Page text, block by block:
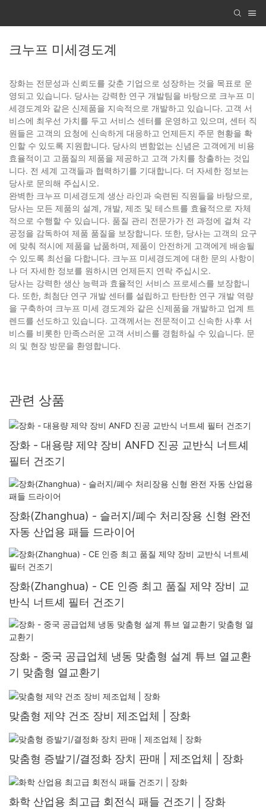
크누프 미세경도계
장화는 전문성과 신뢰도를 갖춘 기업으로 성장하는 것을 목표로 운
영되고 있습니다. 당사는 강력한 연구 개발팀을 바탕으로 크누프 미
세경도계와 같은 신제품을 지속적으로 개발하고 있습니다. 고객 서
비스에 최우선 가치를 두고 서비스 센터를 운영하고 있으며, 센터 직
원들은 고객의 요청에 신속하게 대응하고 언제든지 주문 현황을 확
인할 수 있도록 지원합니다. 당사의 변함없는 신념은 고객에게 비용
효율적이고 고품질의 제품을 제공하고 고객 가치를 창출하는 것입
니다. 전 세계 고객들과 협력하기를 기대합니다. 더 자세한 정보는
당사로 문의해 주십시오.
완벽한 크누프 미세경도계 생산 라인과 숙련된 직원들을 바탕으로,
당사는 모든 제품의 설계, 개발, 제조 및 테스트를 효율적으로 자체
적으로 수행할 수 있습니다. 품질 관리 전문가가 전 과정에 걸쳐 각
공정을 감독하여 제품 품질을 보장합니다. 또한, 당사는 고객의 요구
에 맞춰 적시에 제품을 납품하며, 제품이 안전하게 고객에게 배송될
수 있도록 최선을 다합니다. 크누프 미세경도계에 대한 문의 사항이
나 더 자세한 정보를 원하시면 언제든지 연락 주십시오.
당사는 강력한 생산 능력과 효율적인 서비스 프로세스를 보장합니
다. 또한, 최첨단 연구 개발 센터를 설립하고 탄탄한 연구 개발 역량
을 구축하여 크누프 미세 경도계와 같은 신제품을 개발하고 업계 트
렌드를 선도하고 있습니다. 고객께서는 전문적이고 신속한 사후 서
비스를 비롯한 만족스러운 고객 서비스를 경험하실 수 있습니다. 문
의 및 현장 방문을 환영합니다.
관련 상품
장화 - 대용량 제약 장비 ANFD 진공 교반식 너트셰
필터 건조기
장화(Zhanghua) - 슬러지/폐수 처리장용 신형 완전
자동 산업용 패들 드라이어
장화(Zhanghua) - CE 인증 최고 품질 제약 장비 교
반식 너트셰 필터 건조기
장화 - 중국 공급업체 냉동 맞춤형 설계 튜브 열교환
기 맞춤형 열교환기
맞춤형 제약 건조 장비 제조업체 | 장화
맞춤형 증발기/결정화 장치 판매 | 제조업체 | 장화
화학 산업용 최고급 회전식 패들 건조기 | 장화